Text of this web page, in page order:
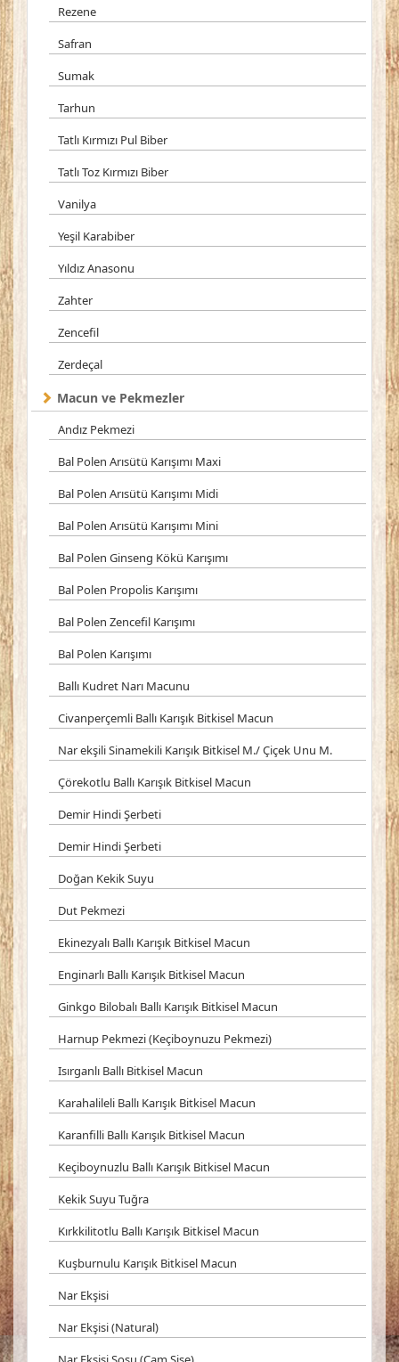
Rezene
Safran
Sumak
Tarhun
Tatlı Kırmızı Pul Biber
Tatlı Toz Kırmızı Biber
Vanilya
Yeşil Karabiber
Yıldız Anasonu
Zahter
Zencefil
Zerdeçal
Macun ve Pekmezler
Andız Pekmezi
Bal Polen Arısütü Karışımı Maxi
Bal Polen Arısütü Karışımı Midi
Bal Polen Arısütü Karışımı Mini
Bal Polen Ginseng Kökü Karışımı
Bal Polen Propolis Karışımı
Bal Polen Zencefil Karışımı
Bal Polen Karışımı
Ballı Kudret Narı Macunu
Civanperçemli Ballı Karışık Bitkisel Macun
Nar ekşili Sinamekili Karışık Bitkisel M./ Çiçek Unu M.
Çörekotlu Ballı Karışık Bitkisel Macun
Demir Hindi Şerbeti
Demir Hindi Şerbeti
Doğan Kekik Suyu
Dut Pekmezi
Ekinezyalı Ballı Karışık Bitkisel Macun
Enginarlı Ballı Karışık Bitkisel Macun
Ginkgo Bilobalı Ballı Karışık Bitkisel Macun
Harnup Pekmezi (Keçiboynuzu Pekmezi)
Isırganlı Ballı Bitkisel Macun
Karahalileli Ballı Karışık Bitkisel Macun
Karanfilli Ballı Karışık Bitkisel Macun
Keçiboynuzlu Ballı Karışık Bitkisel Macun
Kekik Suyu Tuğra
Kırkkilitotlu Ballı Karışık Bitkisel Macun
Kuşburnulu Karışık Bitkisel Macun
Nar Ekşisi
Nar Ekşisi (Natural)